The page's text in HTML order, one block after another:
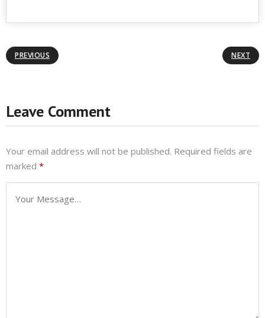
PREVIOUS NEXT
Leave Comment
Your email address will not be published. Required fields are
marked *